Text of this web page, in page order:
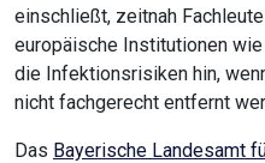
einschließt, zeitnah
europäische Institutionen
die Infektionsrisiken hin,
nicht fachgerecht entfernt
Das Bayerische Landesamt